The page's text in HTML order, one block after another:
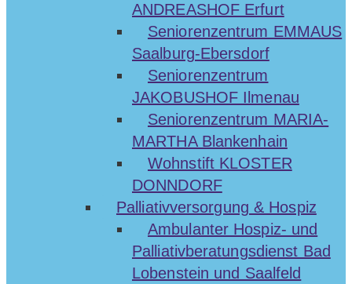
ANDREASHOF Erfurt
Seniorenzentrum EMMAUS
Saalburg-Ebersdorf
Seniorenzentrum
JAKOBUSHOF Ilmenau
Seniorenzentrum MARIA-
MARTHA Blankenhain
Wohnstift KLOSTER
DONNDORF
Palliativversorgung & Hospiz
Ambulanter Hospiz- und
Palliativberatungsdienst Bad
Lobenstein und Saalfeld